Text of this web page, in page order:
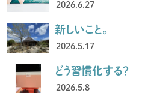
2026.6.27
新しいこと。
2026.5.17
どう習慣化する？
2026.5.8